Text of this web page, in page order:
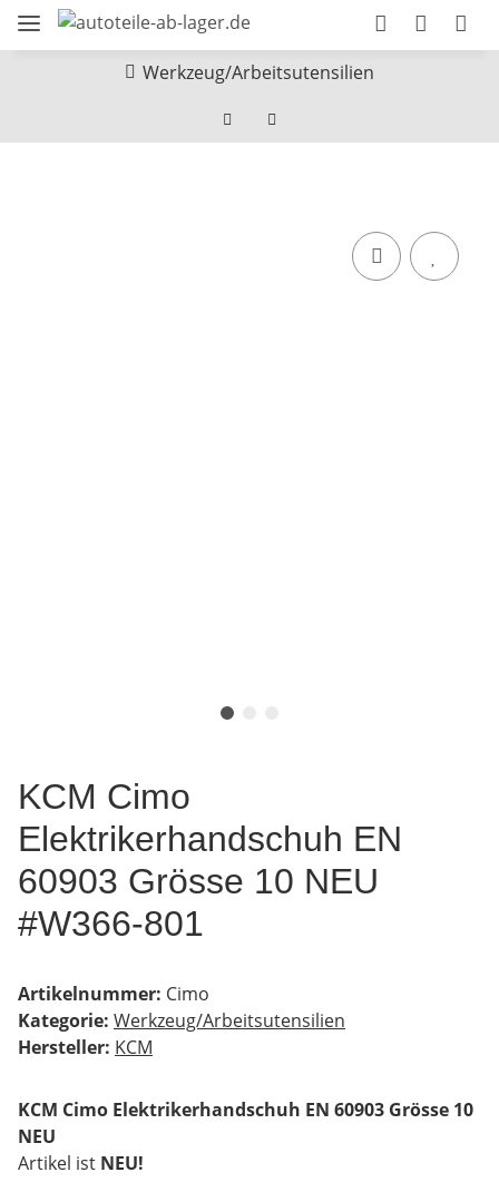
Werkzeug/Arbeitsutensilien
KCM Cimo
Elektrikerhandschuh EN
60903 Grösse 10 NEU
#W366-801
Artikelnummer: Cimo
Kategorie: Werkzeug/Arbeitsutensilien
Hersteller: KCM
KCM Cimo Elektrikerhandschuh EN 60903 Grösse 10
NEU
Artikel ist NEU!